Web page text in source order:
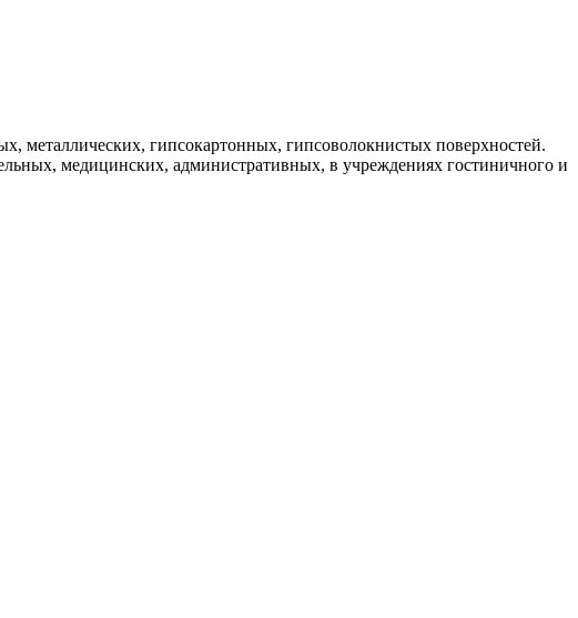
металлических, гипсокартонных, гипсоволокнистых поверхностей.
медицинских, административных, в учреждениях гостиничного и